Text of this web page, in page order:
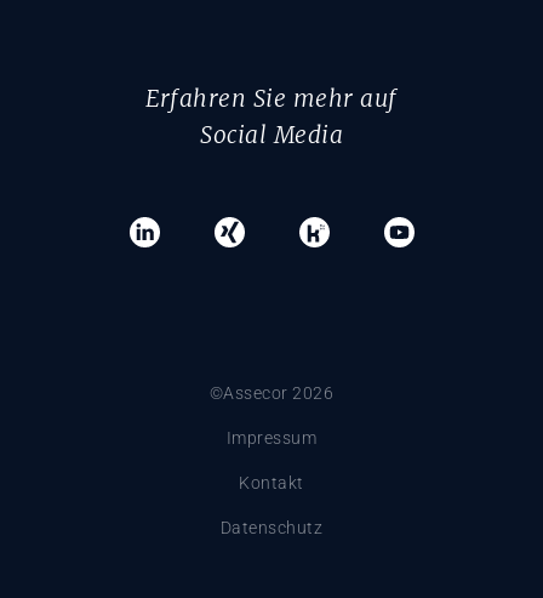
Erfahren Sie mehr auf
Social Media
©Assecor 2026
Impressum
Kontakt
Datenschutz